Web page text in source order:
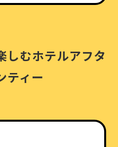
しむホテルアフタ
ティー